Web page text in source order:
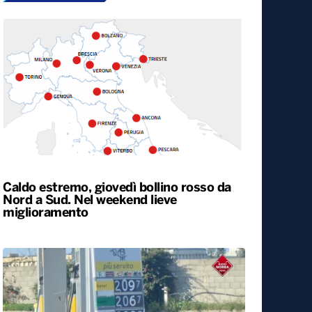
Caldo estremo, giovedì bollino rosso da
Nord a Sud. Nel weekend lieve
miglioramento